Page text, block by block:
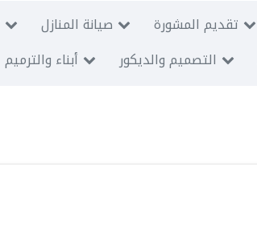
صيانة المنازل تقديم المشورة
أبناء والترميم التصميم والديكور